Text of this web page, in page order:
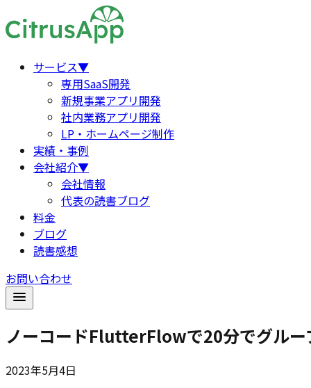
サービス▼
専用SaaS開発
新規事業アプリ開発
社内業務アプリ開発
LP・ホームページ制作
実績・事例
会社紹介▼
会社情報
代表の読書ブログ
料金
ブログ
読書感想
お問い合わせ
ノーコードFlutterFlowで20分でグルー
2023年5月4日